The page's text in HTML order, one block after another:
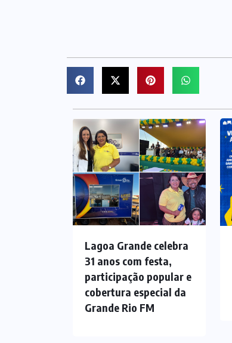
Lagoa Grande celebra
31 anos com festa,
participação popular e
cobertura especial da
Grande Rio FM